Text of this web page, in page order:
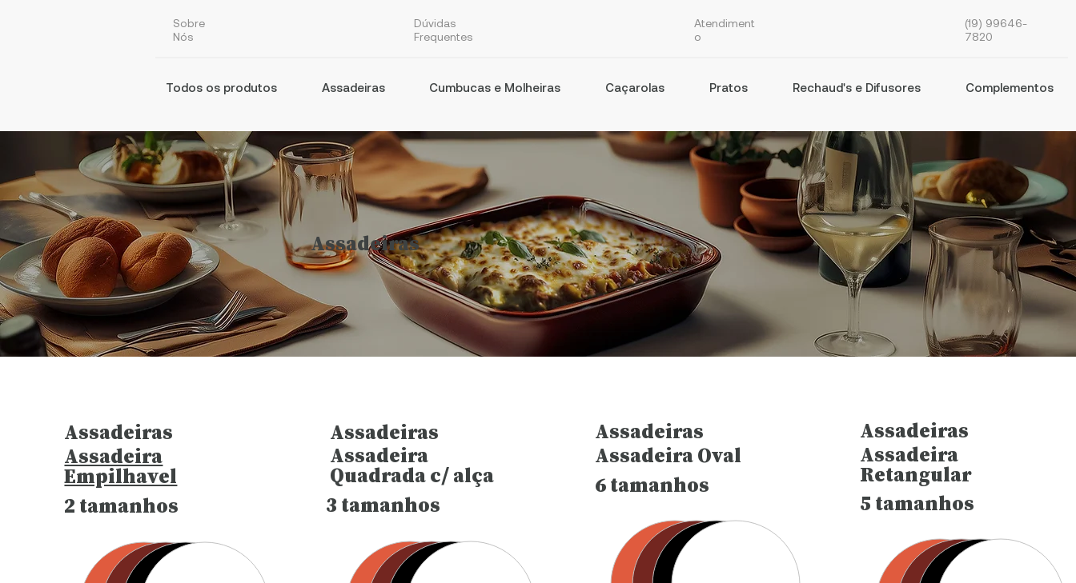
Sobre
Nós
Dúvidas
Frequentes
Atendiment
o
(19) 99646-
7820
Todos os produtos Assadeiras Cumbucas e Molheiras Caçarolas Pratos Rechaud's e Difusores Complementos
Assadeiras
Assadeiras
Assadeira
Empilhavel
2 tamanhos
Assadeiras
Assadeira
Quadrada c/ alça
3 tamanhos
Assadeiras
Assadeira Oval
6 tamanhos
Assadeiras
Assadeira
Retangular
5 tamanhos